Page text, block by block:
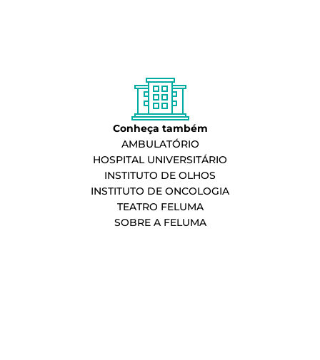
Conheça também
AMBULATÓRIO
HOSPITAL UNIVERSITÁRIO
INSTITUTO DE OLHOS
INSTITUTO DE ONCOLOGIA
TEATRO FELUMA
SOBRE A FELUMA